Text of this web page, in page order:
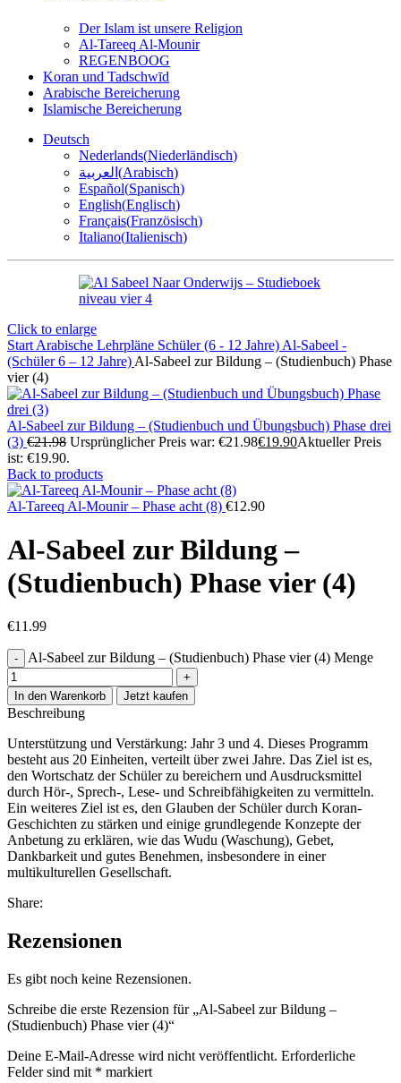
Der Islam ist unsere Religion
Al-Tareeq Al-Mounir
REGENBOOG
Koran und Tadschwīd
Arabische Bereicherung
Islamische Bereicherung
Deutsch
Nederlands(Niederländisch)
العربية (Arabisch)
Español(Spanisch)
English(Englisch)
Français(Französisch)
Italiano(Italienisch)
Click to enlarge
Start Arabische Lehrpläne Schüler (6 - 12 Jahre) Al-Sabeel -
(Schüler 6 – 12 Jahre) Al-Sabeel zur Bildung – (Studienbuch) Phase
vier (4)
Al-Sabeel zur Bildung – (Studienbuch und Übungsbuch) Phase drei
(3) €21.98 Ursprünglicher Preis war: €21.98€19.90Aktueller Preis
ist: €19.90.
Back to products
Al-Tareeq Al-Mounir – Phase acht (8) €12.90
Al-Sabeel zur Bildung –
(Studienbuch) Phase vier (4)
€11.99
Al-Sabeel zur Bildung – (Studienbuch) Phase vier (4) Menge
In den Warenkorb Jetzt kaufen
Beschreibung
Unterstützung und Verstärkung: Jahr 3 und 4. Dieses Programm
besteht aus 20 Einheiten, verteilt über zwei Jahre. Das Ziel ist es,
den Wortschatz der Schüler zu bereichern und Ausdrucksmittel
durch Hör-, Sprech-, Lese- und Schreibfähigkeiten zu vermitteln.
Ein weiteres Ziel ist es, den Glauben der Schüler durch Koran-
Geschichten zu stärken und einige grundlegende Konzepte der
Anbetung zu erklären, wie das Wudu (Waschung), Gebet,
Dankbarkeit und gutes Benehmen, insbesondere in einer
multikulturellen Gesellschaft.
Share:
Rezensionen
Es gibt noch keine Rezensionen.
Schreibe die erste Rezension für „Al-Sabeel zur Bildung –
(Studienbuch) Phase vier (4)“
Deine E-Mail-Adresse wird nicht veröffentlicht. Erforderliche
Felder sind mit * markiert